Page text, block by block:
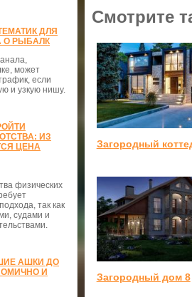
ДЛЯ
О РЫБАЛК
может
если
и узкую нишу.
ИЗ
ЦЕНА
физических
так как
судами и
АШКИ ДО
И
Смотрите
Загородный
Загородный дом 8